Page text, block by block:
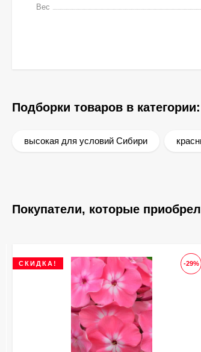
Вес
Подборки товаров в категории:
высокая для условий Сибири
Покупатели, которые
-29%
СКИДКА!